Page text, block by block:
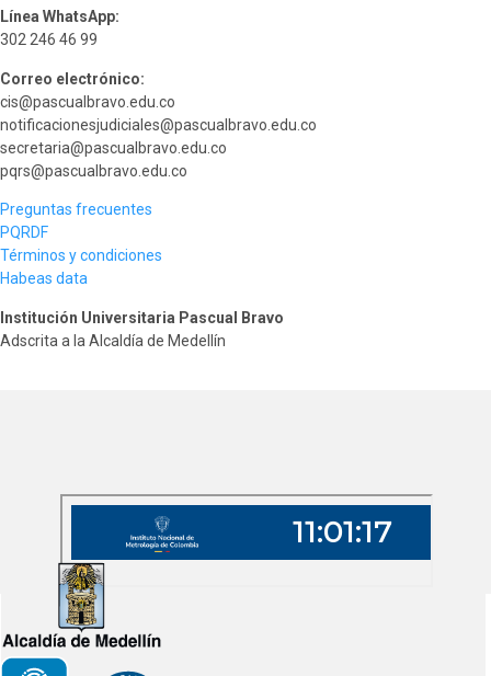
Línea WhatsApp:
302 246 46 99
Correo electrónico:
cis@pascualbravo.edu.co
notificacionesjudiciales@pascualbravo.edu.co
secretaria@pascualbravo.edu.co
pqrs@pascualbravo.edu.co
Preguntas frecuentes
PQRDF
Términos y condiciones
Habeas data
Institución Universitaria Pascual Bravo
Adscrita a la Alcaldía de Medellín